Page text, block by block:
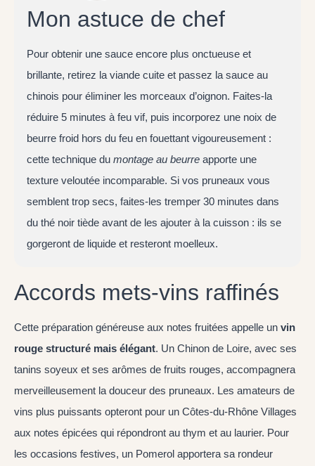
Mon astuce de chef
Pour obtenir une sauce encore plus onctueuse et
brillante, retirez la viande cuite et passez la sauce au
chinois pour éliminer les morceaux d’oignon. Faites-la
réduire 5 minutes à feu vif, puis incorporez une noix de
beurre froid hors du feu en fouettant vigoureusement :
cette technique du montage au beurreapporte une
texture veloutée incomparable. Si vos pruneaux vous
semblent trop secs, faites-les tremper 30 minutes dans
du thé noir tiède avant de les ajouter à la cuisson : ils se
gorgeront de liquide et resteront moelleux.
Accords mets-vins raffinés
Cette préparation généreuse aux notes fruitées appelle un vin
rouge structuré mais élégant. Un Chinon de Loire, avec ses
tanins soyeux et ses arômes de fruits rouges, accompagnera
merveilleusement la douceur des pruneaux. Les amateurs de
vins plus puissants opteront pour un Côtes-du-Rhône Villages
aux notes épicées qui répondront au thym et au laurier. Pour
les occasions festives, un Pomerol apportera sa rondeur